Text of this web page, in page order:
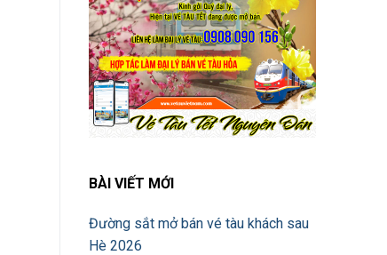
BÀI VIẾT MỚI
Đường sắt mở bán vé tàu khách sau
Hè 2026